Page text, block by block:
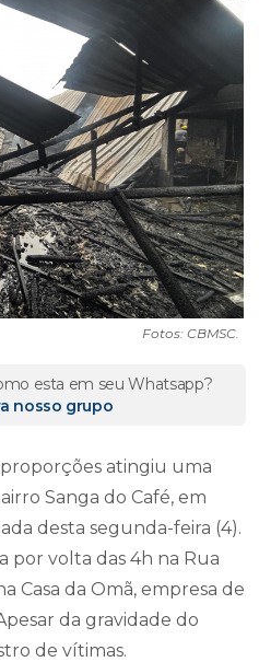
Fotos: CBMSC.
esta em seu Whatsapp?
nosso grupo
atingiu uma
Sanga do Café, em
desta segunda-feira (4).
por volta das 4h na Rua
Casa da Omã, empresa de
da gravidade do
de vítimas.